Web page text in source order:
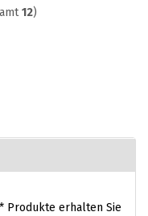
12)
Produkte erhalten Sie